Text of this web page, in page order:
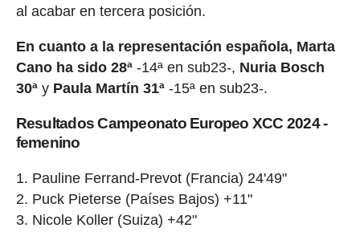
al acabar en tercera posición.
En cuanto a la representación española, Marta
Cano ha sido 28ª-14ª en sub23-, Nuria Bosch
30ªyPaula Martín 31ª-15ª en sub23-.
Resultados Campeonato Europeo XCC 2024 -
femenino
Pauline Ferrand-Prevot (Francia) 24'49"
Puck Pieterse (Países Bajos) +11"
Nicole Koller (Suiza) +42"